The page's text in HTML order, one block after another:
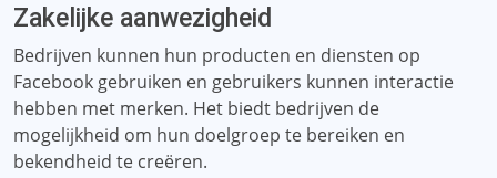
Zakelijke aanwezigheid
Bedrijven kunnen hun producten en diensten op
Facebook gebruiken en gebruikers kunnen interactie
hebben met merken. Het biedt bedrijven de
mogelijkheid om hun doelgroep te bereiken en
bekendheid te creëren.